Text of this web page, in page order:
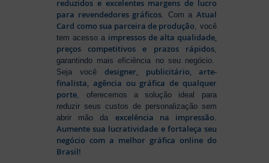
reduzidos e excelentes margens de lucro
para revendedores gráficos. Com a Atual
Card como sua parceira de produção, você
tem acesso a impressos de alta qualidade,
preços competitivos e prazos rápidos,
garantindo mais eficiência no seu negócio.
Seja vocêdesigner, publicitário, arte-
finalista, agência ou gráfica de qualquer
porte, oferecemos a solução ideal para
reduzir seus custos de personalização sem
abrir mão da excelência na impressão.
Aumente sua lucratividade e fortaleça seu
negócio com a melhor gráfica online do
Brasil!